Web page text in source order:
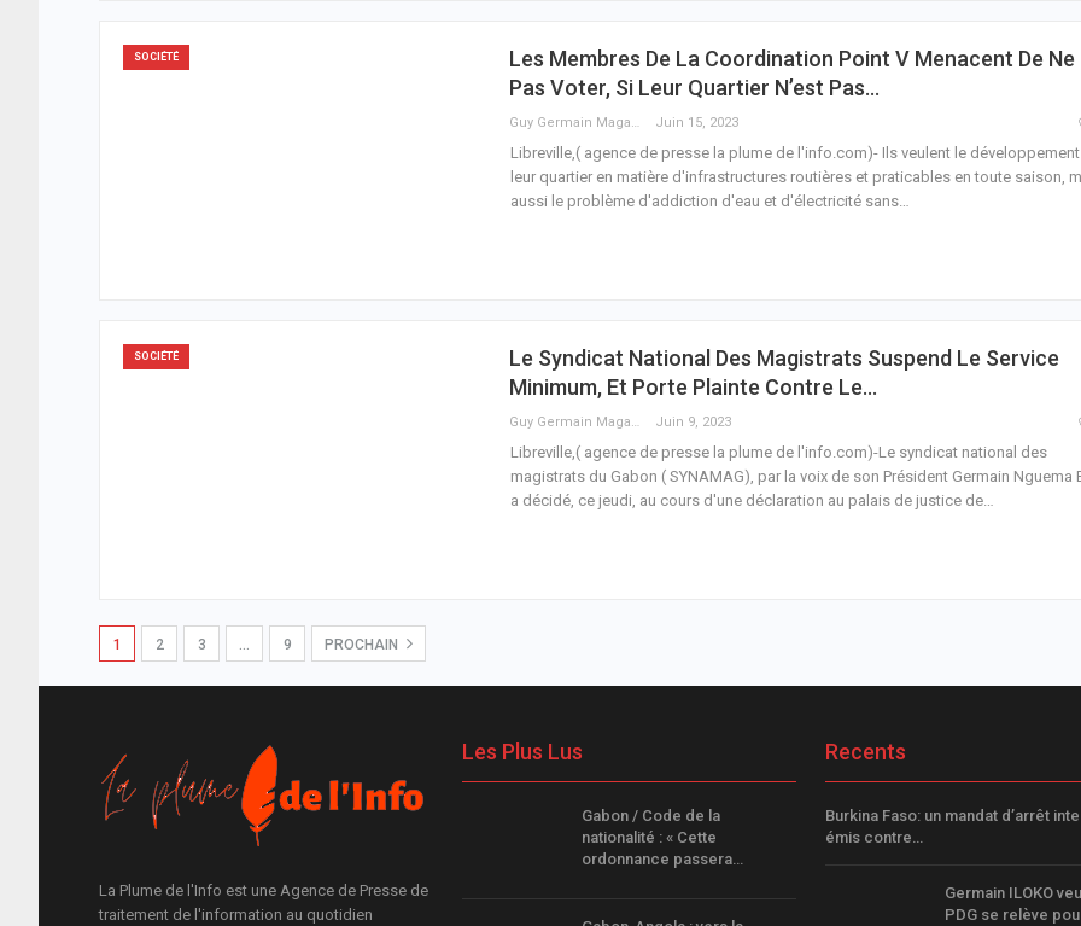
SOCIÉTÉ
Les Membres De La Coordination Point V Menacent De Ne
Pas Voter, Si Leur Quartier N’est Pas…
Guy Germain Maganga Nziengui Juin 15, 2023
Libreville,( agence de presse la plume de l'info.com)- Ils veulent le
leur quartier en matière d'infrastructures routières et praticables en toute saison,
aussi le problème d'addiction d'eau et d'électricité sans…
SOCIÉTÉ
Le Syndicat National Des Magistrats Suspend Le Service
Minimum, Et Porte Plainte Contre Le…
Guy Germain Maganga Nziengui Juin 9, 2023
Libreville,( agence de presse la plume de l'info.com)-Le syndicat national des
magistrats du Gabon ( SYNAMAG), par la voix de son Président Germain Nguema
a décidé, ce jeudi, au cours d'une déclaration au palais de justice de…
1 2 3 … 9 PROCHAIN
La Plume de l'Info est une Agence de Presse de
traitement de l'information au quotidien
Les Plus Lus
Gabon / Code de la
nationalité : « Cette
ordonnance passera…
Recents
Burkina Faso: un mandat d’arrêt
émis contre…
Germain ILOKO
PDG se relève